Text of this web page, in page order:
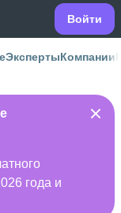
Войти
ЭкспертыКомпании
года и